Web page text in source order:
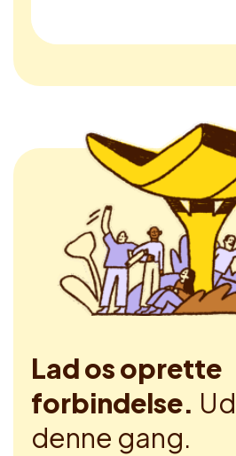
Lad os oprette
forbindelse.
denne gang.